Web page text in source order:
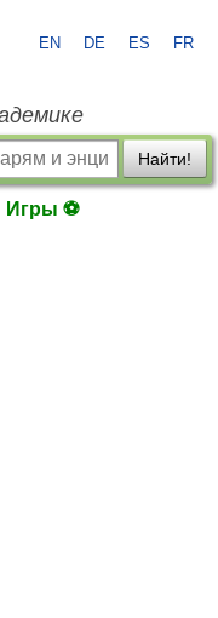
EN DE ES FR
Найти!
Игры ⚽